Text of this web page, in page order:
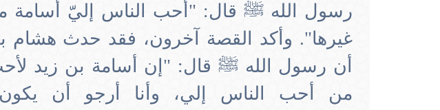
رسول الله ﷺ قال: "أحب الناس إليّ أسامة ما
غيرها". وأكد القصة آخرون، فقد حدث هشام
أن رسول الله ﷺ قال: "إن أسامة بن زيد
من أحب الناس إلي، وأنا أرجو أن